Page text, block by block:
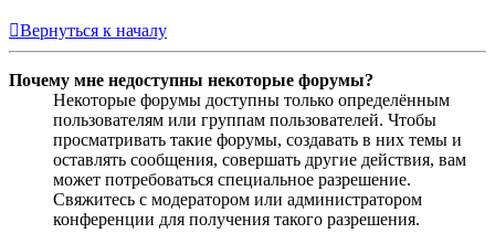
Вернуться к началу
Почему мне недоступны некоторые форумы?
Некоторые форумы доступны только определённым
пользователям или группам пользователей. Чтобы
просматривать такие форумы, создавать в них темы и
оставлять сообщения, совершать другие действия, вам
может потребоваться специальное разрешение.
Свяжитесь с модератором или администратором
конференции для получения такого разрешения.